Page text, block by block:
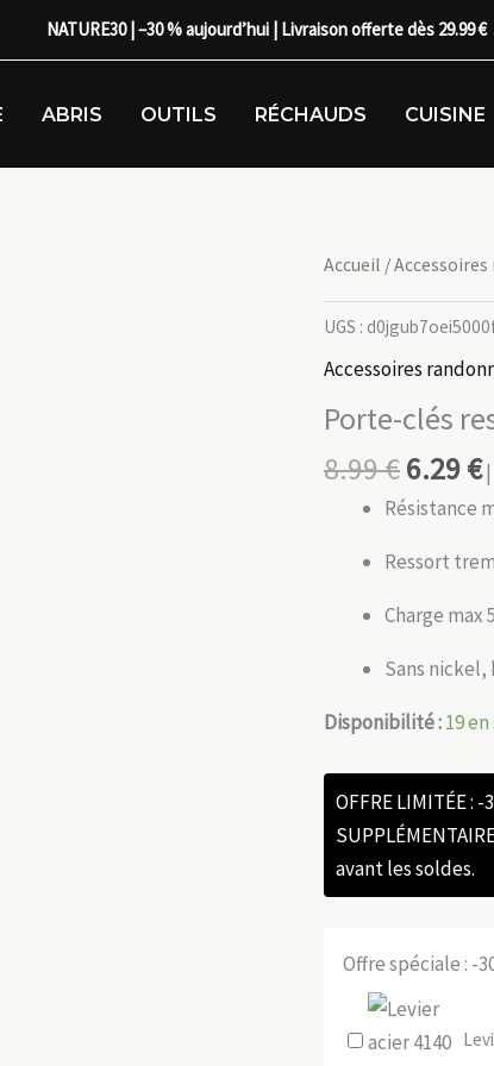
NATURE30 | –30 % aujourd’hui | Livraison offerte dès 29.99 €
ABRIS OUTILS RÉCHAUDS CUISINE
Accueil /
UGS :
Accessoires
Porte-clés
8.99€6.29€
Résistance
Ressort
Charge
Sans
Disponibilité :19
OFFRE LIMITÉE :
avant les soldes.
Offre spéciale : -